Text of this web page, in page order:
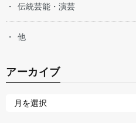
伝統芸能・演芸
他
アーカイブ